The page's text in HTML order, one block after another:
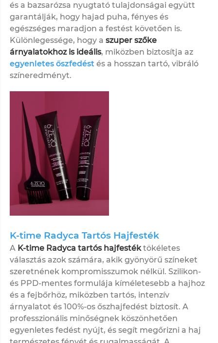
és a bazsarózsa nyugtató tulajdonságai együtt
garantálják, hogy hajad puha, fényes és
egészséges maradjon a festést követően is.
Különlegessége, hogy a szuper szőke
árnyalatokhoz is ideális, miközben biztosítja az
egyenletes őszfedést és a hosszan tartó, vibráló
színeredményt.
K-time Radyca Tartós Hajfesték
A K-time Radyca tartós hajfestéktökéletes
választás azok számára, akik gyönyörű színeket
szeretnének kompromisszumok nélkül. Szilikon-
és PPD-mentes formulája kíméletesebb a hajhoz
és a fejbőrhöz, miközben tartós, intenzív
árnyalatot és 100%-os őszhajfedést biztosít. A
professzionális minőségnek köszönhetően
egyenletes fedést nyújt, és segít megőrizni a haj